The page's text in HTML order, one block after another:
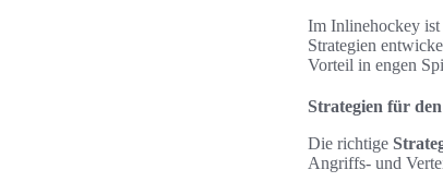
Im Inlinehockey ist
Strategien
Vorteil in engen
Strategien für den
Die richtige
Angriffs- und